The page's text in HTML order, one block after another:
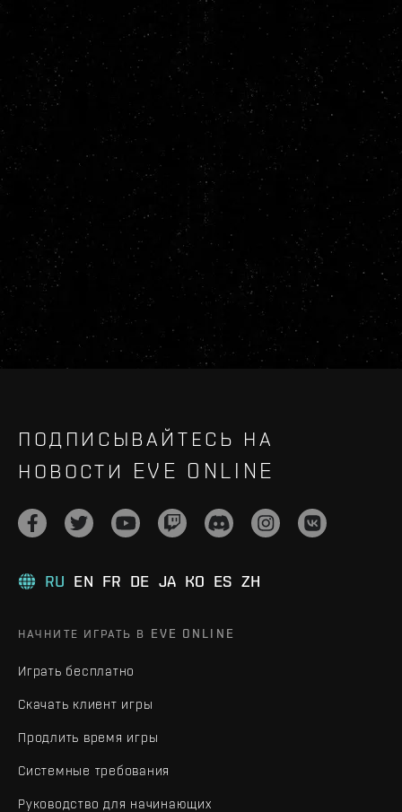
ПОДПИСЫВАЙТЕСЬ НА
НОВОСТИ EVE ONLINE
RU EN FR DE JA KO ES ZH
НАЧНИТЕ ИГРАТЬ В EVE ONLINE
Играть бесплатно
Скачать клиент игры
Продлить время игры
Системные требования
Руководство для начинающих